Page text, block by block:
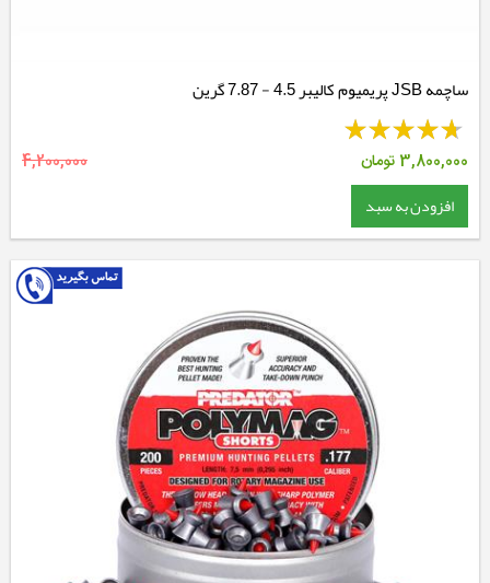
ساچمه JSB پریمیوم کالیبر 4.5 - 7.87 گرین
3,800,000تومان 4,200,000
افزودن به سبد